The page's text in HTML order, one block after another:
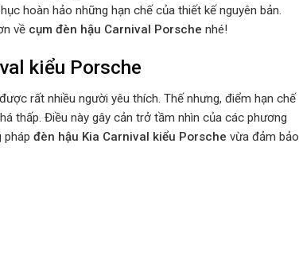
hoàn hảo những hạn chế của thiết kế nguyên bản.
về cụm đèn hậu Carnival Porsche nhé!
kiểu Porsche
rất nhiều người yêu thích. Thế nhưng, điểm hạn chế
thấp. Điều này gây cản trở tầm nhìn của các phương
pháp đèn hậu Kia Carnival kiểu Porsche vừa đảm bảo